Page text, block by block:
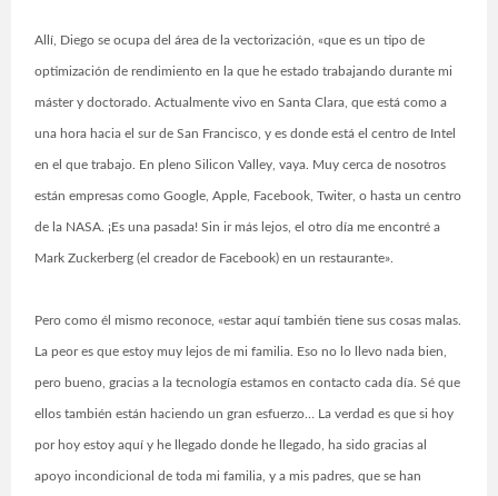
Allí, Diego se ocupa del área de la vectorización, «que es un tipo de
optimización de rendimiento en la que he estado trabajando durante mi
máster y doctorado. Actualmente vivo en Santa Clara, que está como a
una hora hacia el sur de San Francisco, y es donde está el centro de Intel
en el que trabajo. En pleno Silicon Valley, vaya. Muy cerca de nosotros
están empresas como Google, Apple, Facebook, Twiter, o hasta un centro
de la NASA. ¡Es una pasada! Sin ir más lejos, el otro día me encontré a
Mark Zuckerberg (el creador de Facebook) en un restaurante».
Pero como él mismo reconoce, «estar aquí también tiene sus cosas malas.
La peor es que estoy muy lejos de mi familia. Eso no lo llevo nada bien,
pero bueno, gracias a la tecnología estamos en contacto cada día. Sé que
ellos también están haciendo un gran esfuerzo… La verdad es que si hoy
por hoy estoy aquí y he llegado donde he llegado, ha sido gracias al
apoyo incondicional de toda mi familia, y a mis padres, que se han